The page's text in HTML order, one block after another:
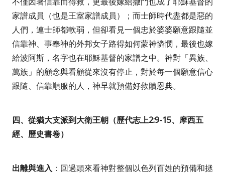
家譜成員（也是王室家譜成員）；而士師時代盡都是惡的
人們，連士師都軟弱，但卻看見一個忠於婆婆願意跟隨並
信靠神、事奉神的外邦女子路得如何蒙神憐憫，最後也嫁
給波阿斯，名字也在耶穌基督的家譜之中。神對「異族、
萬族」的顧念與看顧從來沒有停止，對於每一個願意信心
跟隨、信靠順服的人，神早就預備好救贖恩典。
四、從猶大支派到大衛王朝（歷代志上2:9-15、摩西五
經、歷史書卷）
出離與進入 ：回過頭來看神對整個以色列百姓的預備和拯